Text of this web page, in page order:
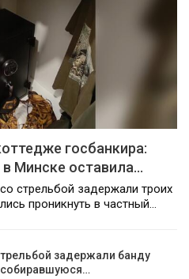
госбанкира:
Минске оставила…
стрельбой задержали троих
проникнуть в частный…
задержали банду
собиравшуюся…